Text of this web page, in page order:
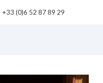
(0)6 52 87 89 29